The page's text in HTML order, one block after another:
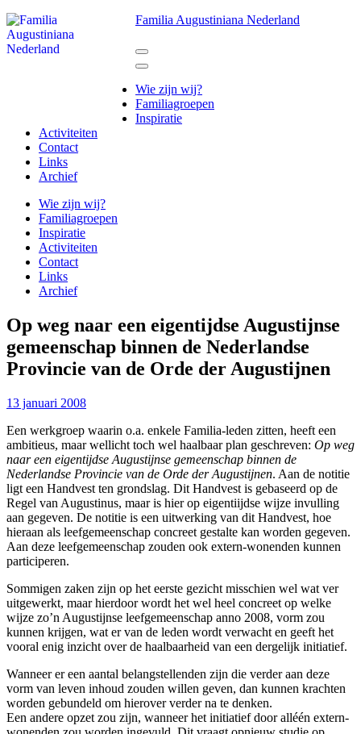
Ga
naar
inhoud
Familia Augustiniana Nederland
Wie zijn wij?
Familiagroepen
Inspiratie
Activiteiten
Contact
Links
Archief
Wie zijn wij?
Familiagroepen
Inspiratie
Activiteiten
Contact
Links
Archief
Op weg naar een eigentijdse Augustijnse
gemeenschap binnen de Nederlandse
Provincie van de Orde der Augustijnen
13 januari 2008
Een werkgroep waarin o.a. enkele Familia-leden zitten, heeft een
ambitieus, maar wellicht toch wel haalbaar plan geschreven: Op weg
naar een eigentijdse Augustijnse gemeenschap binnen de
Nederlandse Provincie van de Orde der Augustijnen. Aan de notitie
ligt een Handvest ten grondslag. Dit Handvest is gebaseerd op de
Regel van Augustinus, maar is hier op eigentiijdse wijze invulling
aan gegeven. De notitie is een uitwerking van dit Handvest, hoe
hieraan als leefgemeenschap concreet gestalte kan worden gegeven.
Aan deze leefgemeenschap zouden ook extern-wonenden kunnen
participeren.
Sommigen zaken zijn op het eerste gezicht misschien wel wat ver
uitgewerkt, maar hierdoor wordt het wel heel concreet op welke
wijze zo’n Augustijnse leefgemeenschap anno 2008, vorm zou
kunnen krijgen, wat er van de leden wordt verwacht en geeft het
vooral enig inzicht over de haalbaarheid van een dergelijk initiatief.
Wanneer er een aantal belangstellenden zijn die verder aan deze
vorm van leven inhoud zouden willen geven, dan kunnen krachten
worden gebundeld om hierover verder na te denken.
Een andere opzet zou zijn, wanneer het initiatief door alléén extern-